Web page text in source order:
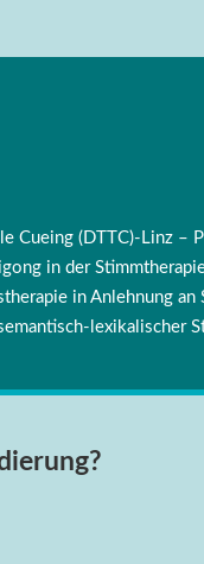
Cueing (DTTC)-Linz –
in der
in Anlehnung an
lexikalischer